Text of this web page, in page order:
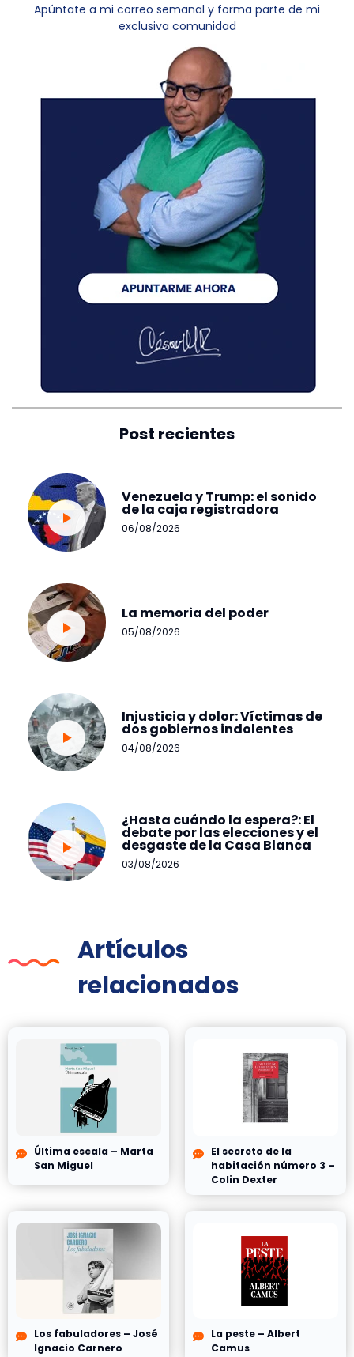
Apúntate a mi correo semanal y forma parte de mi
exclusiva comunidad
Post recientes
Venezuela y Trump: el sonido
de la caja registradora
06/08/2026
La memoria del poder
05/08/2026
Injusticia y dolor: Víctimas de
dos gobiernos indolentes
04/08/2026
¿Hasta cuándo la espera?: El
debate por las elecciones y el
desgaste de la Casa Blanca
03/08/2026
Artículos
relacionados
Última escala – Marta
San Miguel
El secreto de la
habitación número 3 –
Colin Dexter
Los fabuladores – José
Ignacio Carnero
La peste – Albert
Camus